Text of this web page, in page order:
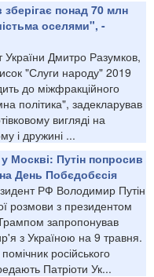
понад 70 млн
оселями", -
Дмитро Разумков,
"Слуги народу" 2019
до міжфракційного
політика", задекларував
вигляді на
і дружині ...
Москві: Путін попросив
День Побєдобєсія
РФ Володимир Путін
розмови з президентом
запропонував
з Україною на 9 травня.
російського
Патріоти Ук...